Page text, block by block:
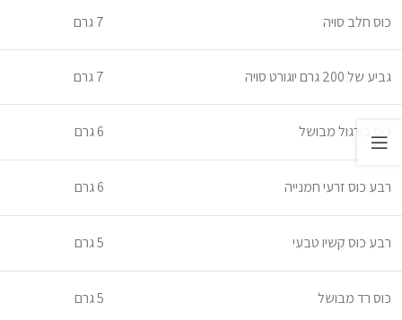
כוס חלב סויה 7 גרם
גביע של 200 גרם יוגורט סויה 7 גרם
כוס בורגול מבושל 6 גרם
רבע כוס זרעי חמנייה 6 גרם
רבע כוס קשיו טבעי 5 גרם
כוס רד מבושל 5 גרם